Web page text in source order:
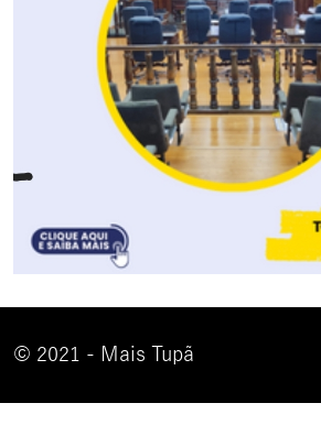
© 2021 - Mais Tupã